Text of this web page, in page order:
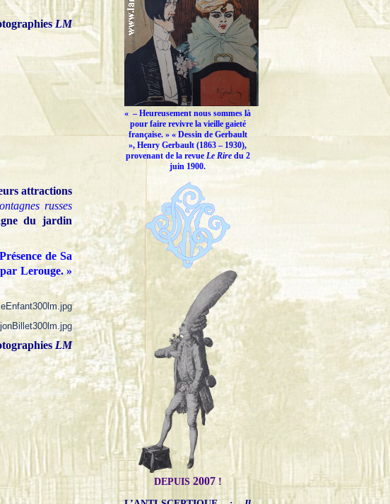
LM
attractions
russes
du jardin
de Sa
Lerouge. »
LM
…
« – Heureusement nous sommes là
pour faire revivre la vieille gaieté
française.» « Dessin de Gerbault
», Henry Gerbault (1863 – 1930),
provenant de la revue Le Riredu 2
juin 1900.
DEPUIS 2007!